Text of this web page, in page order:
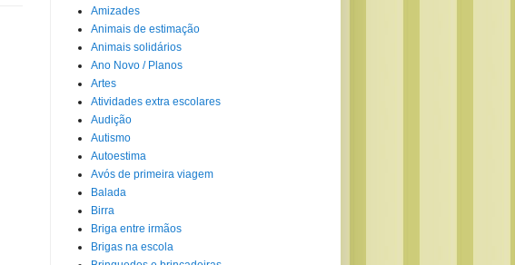
Amizades
Animais de estimação
Animais solidários
Ano Novo / Planos
Artes
Atividades extra escolares
Audição
Autismo
Autoestima
Avós de primeira viagem
Balada
Birra
Briga entre irmãos
Brigas na escola